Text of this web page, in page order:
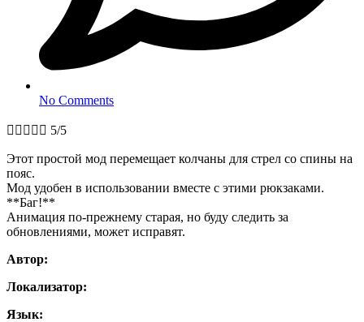
No Comments
     5/5
Этот простой мод перемещает колчаны для стрел со спины на
пояс.
Мод удобен в использовании вместе с этими рюкзаками.
**Баг!**
Анимация по-прежнему старая, но буду следить за
обновлениями, может исправят.
Автор:
Локализатор:
Язык: